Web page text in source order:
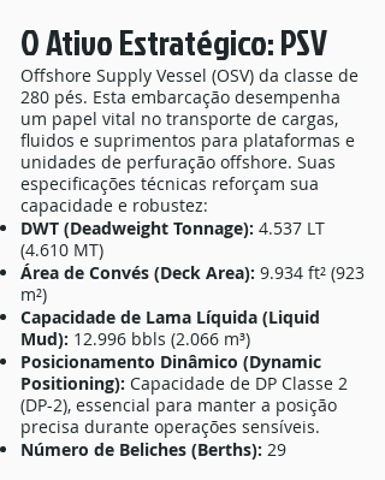
O Ativo Estratégico: PSV
Offshore Supply Vessel (OSV) da classe de
280 pés. Esta embarcação desempenha
um papel vital no transporte de cargas,
fluidos e suprimentos para plataformas e
unidades de perfuração offshore. Suas
especificações técnicas reforçam sua
capacidade e robustez:
DWT (Deadweight Tonnage): 4.537 LT
(4.610 MT)
Área de Convés (Deck Area): 9.934 ft² (923
m²)
Capacidade de Lama Líquida (Liquid
Mud): 12.996 bbls (2.066 m³)
Posicionamento Dinâmico (Dynamic
Positioning): Capacidade de DP Classe 2
(DP-2), essencial para manter a posição
precisa durante operações sensíveis.
Número de Beliches (Berths): 29